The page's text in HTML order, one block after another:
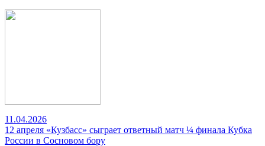
11.04.2026
12 апреля «Кузбасс» сыграет ответный матч ¼ финала Кубка
России в Сосновом бору